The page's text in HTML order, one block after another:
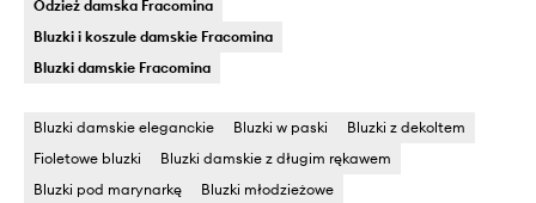
Odzież damska Fracomina
Bluzki i koszule damskie Fracomina
Bluzki damskie Fracomina
Bluzki damskie eleganckie Bluzki w paski
Bluzki z dekoltem
Fioletowe bluzki
Bluzki damskie z długim rękawem
Bluzki pod marynarkę
Bluzki młodzieżowe